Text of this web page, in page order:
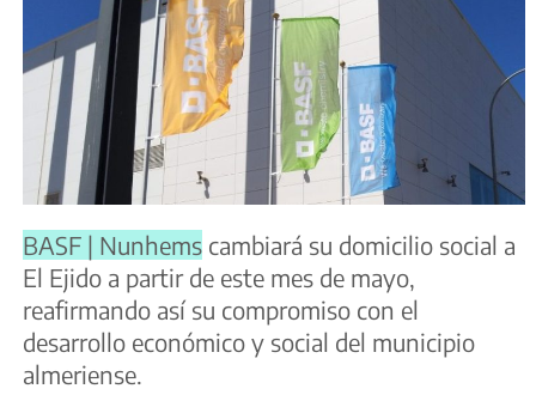
BASF | Nunhems cambiará su domicilio social a
El Ejido a partir de este mes de mayo,
reafirmando así su compromiso con el
desarrollo económico y social del municipio
almeriense.